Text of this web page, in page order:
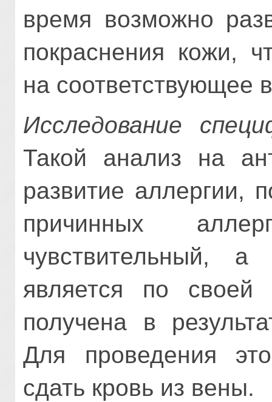
время возможно
покраснения кожи,
на соответствующее
Исследование
Такой анализ на
развитие аллергии,
причинных
чувствительный, а
является по
получена в
Для проведения
сдать кровь из вены.